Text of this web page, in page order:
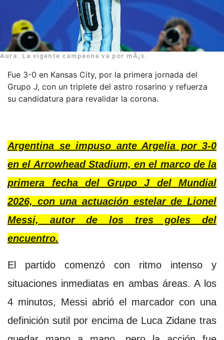
Aura. La vigente campeona va por mÃ¡s.
Fue 3-0 en Kansas City, por la primera jornada del
Grupo J, con un triplete del astro rosarino y refuerza
su candidatura para revalidar la corona.
Argentina se impuso ante Argelia por 3-0
en el Arrowhead Stadium, en el marco de la
primera fecha del Grupo J del Mundial
2026, con una actuación estelar de Lionel
Messi, autor de los tres goles del
encuentro.
El partido comenzó con ritmo intenso y
situaciones inmediatas en ambas áreas. A los
4 minutos, Messi abrió el marcador con una
definición sutil por encima de Luca Zidane tras